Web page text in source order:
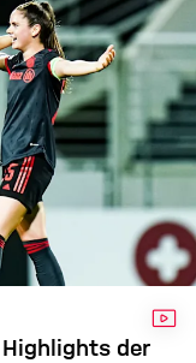
Highlights der